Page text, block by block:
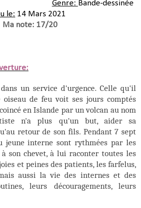
Genre: Bande-dessinée
le: 14 Mars 2021
Ma note: 17/20
un service d'urgence. Celle qu'il
de feu voit ses jours comptés
en Islande par un volcan au nom
n'a plus qu'un but, aider sa
retour de son fils. Pendant 7 sept
jeune interne sont rythmées par les
son chevet, à lui raconter toutes les
et peines des patients, les farfelus,
aussi la vie des internes et des
leurs découragements, leurs